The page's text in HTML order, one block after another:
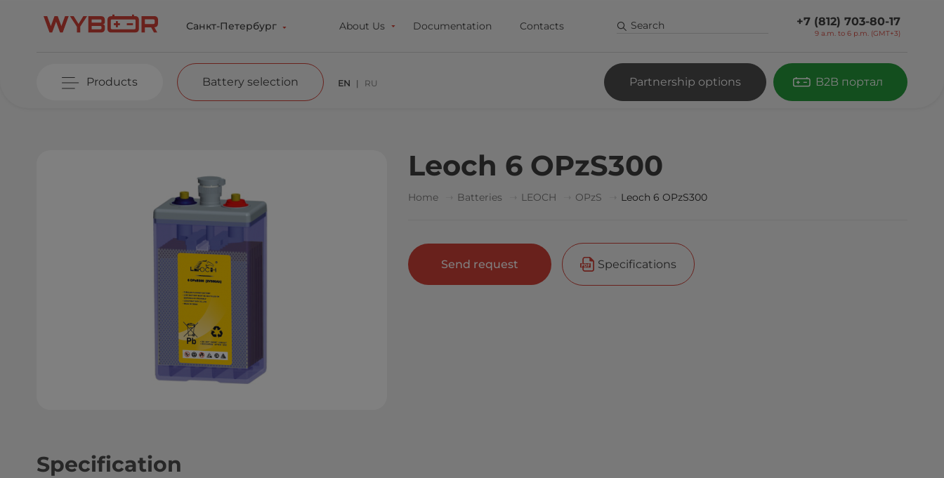
Санкт-Петербург About Us Documentation Contacts +7 (812) 703-80-17
9 a.m. to 6 p.m. (GMT+3)
Products Battery selection EN RU Partnership options B2B портал
Leoch 6 OPzS300
Home Batteries LEOCH OPzS Leoch 6 OPzS300
Send request Specifications
Specification